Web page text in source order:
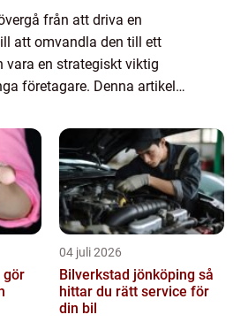
från att driva en
att omvandla den till ett
vara en strategiskt viktig
företagare. Denna artikel
att ombilda ...
04 juli 2026
Bilverkstad jönköping så
hittar du rätt service för
din bil